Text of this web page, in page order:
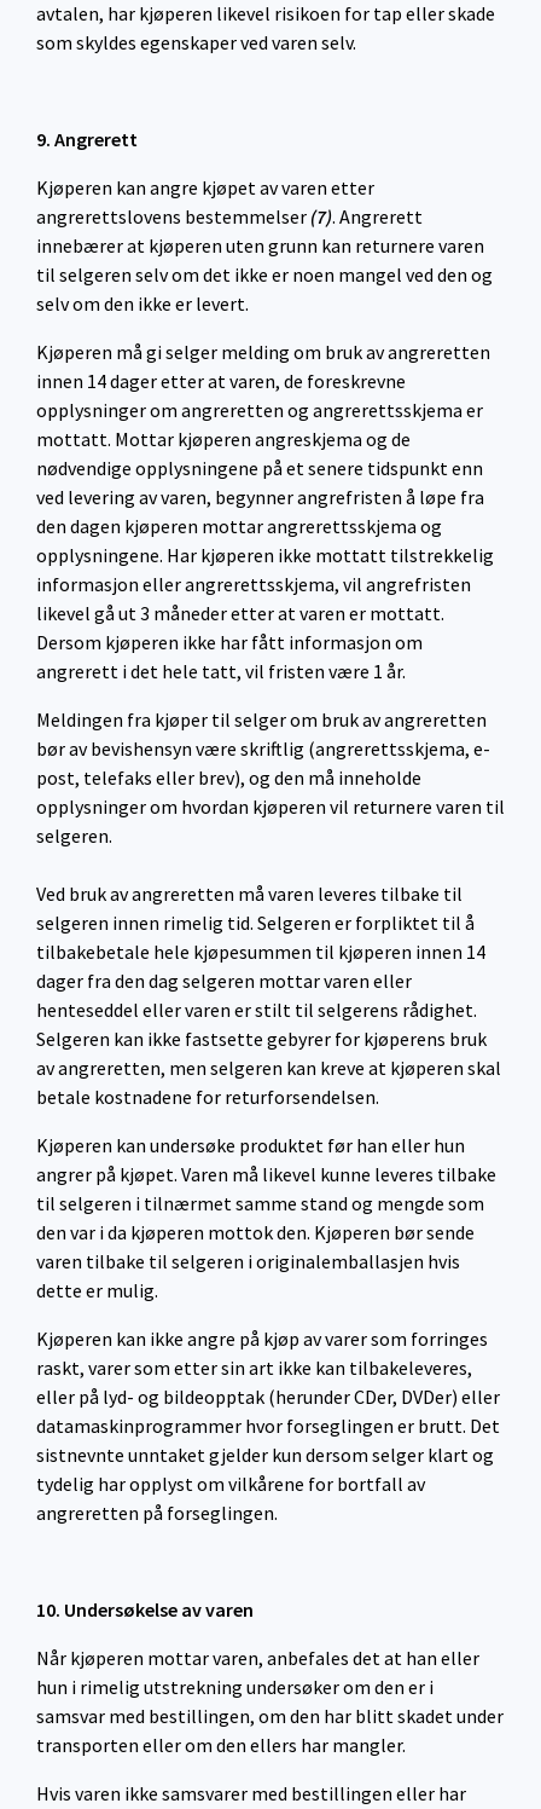
avtalen, har kjøperen likevel risikoen for tap eller skade
som skyldes egenskaper ved varen selv.
9. Angrerett
Kjøperen kan angre kjøpet av varen etter
angrerettslovens bestemmelser (7). Angrerett
innebærer at kjøperen uten grunn kan returnere varen
til selgeren selv om det ikke er noen mangel ved den og
selv om den ikke er levert.
Kjøperen må gi selger melding om bruk av angreretten
innen 14 dager etter at varen, de foreskrevne
opplysninger om angreretten og angrerettsskjema er
mottatt. Mottar kjøperen angreskjema og de
nødvendige opplysningene på et senere tidspunkt enn
ved levering av varen, begynner angrefristen å løpe fra
den dagen kjøperen mottar angrerettsskjema og
opplysningene. Har kjøperen ikke mottatt tilstrekkelig
informasjon eller angrerettsskjema, vil angrefristen
likevel gå ut 3 måneder etter at varen er mottatt.
Dersom kjøperen ikke har fått informasjon om
angrerett i det hele tatt, vil fristen være 1 år.
Meldingen fra kjøper til selger om bruk av angreretten
bør av bevishensyn være skriftlig (angrerettsskjema, e-
post, telefaks eller brev), og den må inneholde
opplysninger om hvordan kjøperen vil returnere varen til
selgeren.
Ved bruk av angreretten må varen leveres tilbake til
selgeren innen rimelig tid. Selgeren er forpliktet til å
tilbakebetale hele kjøpesummen til kjøperen innen 14
dager fra den dag selgeren mottar varen eller
henteseddel eller varen er stilt til selgerens rådighet.
Selgeren kan ikke fastsette gebyrer for kjøperens bruk
av angreretten, men selgeren kan kreve at kjøperen skal
betale kostnadene for returforsendelsen.
Kjøperen kan undersøke produktet før han eller hun
angrer på kjøpet. Varen må likevel kunne leveres tilbake
til selgeren i tilnærmet samme stand og mengde som
den var i da kjøperen mottok den. Kjøperen bør sende
varen tilbake til selgeren i originalemballasjen hvis
dette er mulig.
Kjøperen kan ikke angre på kjøp av varer som forringes
raskt, varer som etter sin art ikke kan tilbakeleveres,
eller på lyd- og bildeopptak (herunder CDer, DVDer) eller
datamaskinprogrammer hvor forseglingen er brutt. Det
sistnevnte unntaket gjelder kun dersom selger klart og
tydelig har opplyst om vilkårene for bortfall av
angreretten på forseglingen.
10. Undersøkelse av varen
Når kjøperen mottar varen, anbefales det at han eller
hun i rimelig utstrekning undersøker om den er i
samsvar med bestillingen, om den har blitt skadet under
transporten eller om den ellers har mangler.
Hvis varen ikke samsvarer med bestillingen eller har